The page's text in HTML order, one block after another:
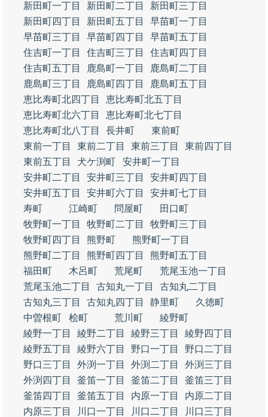
新田町一丁目
新田町二丁目
新田町三丁目
新田町四丁目
新田町五丁目
早苗町一丁目
早苗町三丁目
早苗町四丁目
早苗町五丁目
住吉町一丁目
住吉町三丁目
住吉町四丁目
住吉町五丁目
鹿島町一丁目
鹿島町二丁目
鹿島町三丁目
鹿島町四丁目
鹿島町五丁目
恵比寿町北四丁目
恵比寿町北五丁目
恵比寿町北六丁目
恵比寿町北七丁目
恵比寿町北八丁目
長井町
東前町
東前一丁目
東前二丁目 東前三丁目
東前四丁目
東前五丁目
犬ケ渕町
安井町一丁目
安井町二丁目
安井町三丁目
安井町四丁目
安井町五丁目
安井町六丁目
安井町七丁目
寿町
江崎町 問屋町
田口町
牧野町一丁目
牧野町二丁目
牧野町三丁目
牧野町四丁目
熊野町
熊野町一丁目
熊野町二丁目
熊野町四丁目
熊野町五丁目
福田町
木呂町 荒尾町
荒尾玉池一丁目
荒尾玉池二丁目
古知丸一丁目
古知丸二丁目
古知丸三丁目
古知丸四丁目 静里町
久徳町
中曽根町
桧町 荒川町
綾野町
綾野一丁目
綾野二丁目 綾野三丁目
綾野四丁目
綾野五丁目
綾野六丁目 野口一丁目
野口二丁目
野口三丁目
外渕一丁目 外渕二丁目
外渕三丁目
外渕四丁目
釜笛一丁目 釜笛二丁目
釜笛三丁目
釜笛四丁目
釜笛五丁目 内原一丁目
内原二丁目
内原三丁目
川口一丁目 川口二丁目
川口三丁目